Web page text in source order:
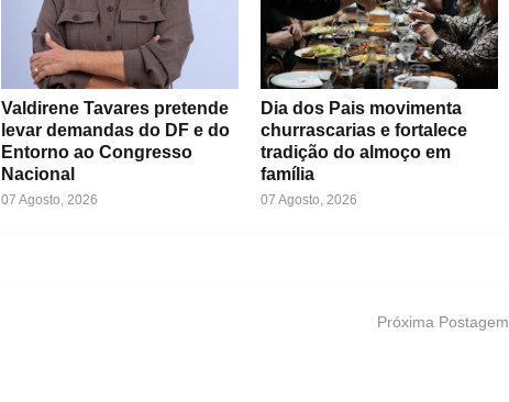
Valdirene Tavares pretende
levar demandas do DF e do
Entorno ao Congresso
Nacional
07 Agosto, 2026
Dia dos Pais movimenta
churrascarias e fortalece
tradição do almoço em
família
07 Agosto, 2026
Próxima Postagem